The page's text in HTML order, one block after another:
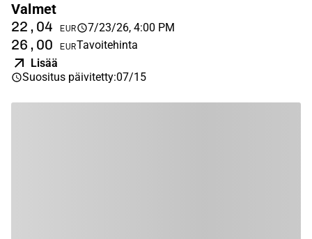
Valmet
22,04 EUR 7/23/26, 4:00 PM
26,00 EURTavoitehinta
Lisää
Suositus päivitetty:07/15